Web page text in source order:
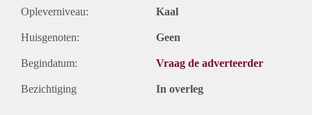
Opleverniveau: Kaal
Huisgenoten: Geen
Begindatum: Vraag de adverteerder
Bezichtiging In overleg